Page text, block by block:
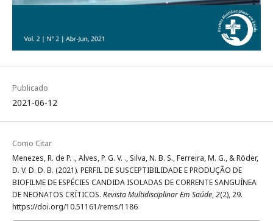
Publicado
2021-06-12
Como Citar
Menezes, R. de P. ., Alves, P. G. V. ., Silva, N. B. S., Ferreira, M. G., & Röder,
D. V. D. D. B. (2021). PERFIL DE SUSCEPTIBILIDADE E PRODUÇÃO DE
BIOFILME DE ESPÉCIES CANDIDA ISOLADAS DE CORRENTE SANGUÍNEA
DE NEONATOS CRÍTICOS. Revista Multidisciplinar Em Saúde,2(2), 29.
https://doi.org/10.51161/rems/1186